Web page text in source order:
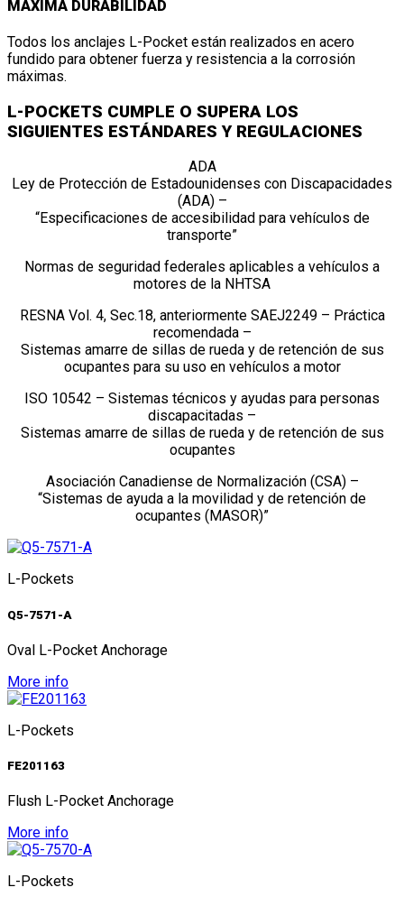
MÁXIMA DURABILIDAD
Todos los anclajes L-Pocket están realizados en acero
fundido para obtener fuerza y resistencia a la corrosión
máximas.
L-POCKETS CUMPLE O SUPERA LOS
SIGUIENTES ESTÁNDARES Y REGULACIONES
ADA
Ley de Protección de Estadounidenses con Discapacidades
(ADA) –
“Especificaciones de accesibilidad para vehículos de
transporte”
Normas de seguridad federales aplicables a vehículos a
motores de la NHTSA
RESNA Vol. 4, Sec.18, anteriormente SAEJ2249 – Práctica
recomendada –
Sistemas amarre de sillas de rueda y de retención de sus
ocupantes para su uso en vehículos a motor
ISO 10542 – Sistemas técnicos y ayudas para personas
discapacitadas –
Sistemas amarre de sillas de rueda y de retención de sus
ocupantes
Asociación Canadiense de Normalización (CSA) –
“Sistemas de ayuda a la movilidad y de retención de
ocupantes (MASOR)”
L-Pockets
Q5-7571-A
Oval L-Pocket Anchorage
More info
L-Pockets
FE201163
Flush L-Pocket Anchorage
More info
L-Pockets